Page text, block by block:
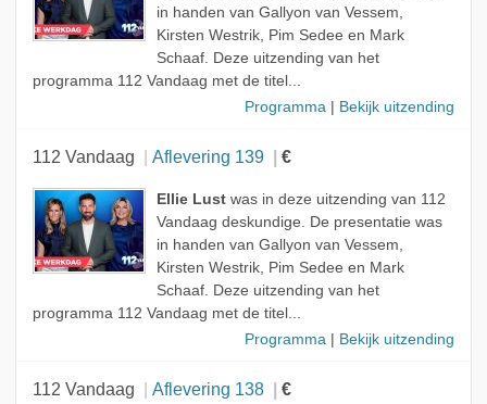
in handen van Gallyon van Vessem,
Kirsten Westrik, Pim Sedee en Mark
Schaaf. Deze uitzending van het
programma 112 Vandaag met de titel...
Programma
Bekijk uitzending
112 Vandaag Aflevering 139 €
Ellie Lustwas in deze uitzending van 112
Vandaag deskundige. De presentatie was
in handen van Gallyon van Vessem,
Kirsten Westrik, Pim Sedee en Mark
Schaaf. Deze uitzending van het
programma 112 Vandaag met de titel...
Programma
Bekijk uitzending
112 Vandaag Aflevering 138 €